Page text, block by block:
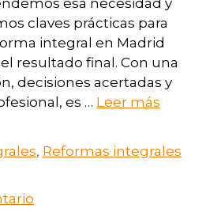
claves prácticas para
integral en Madrid
resultado final. Con una
decisiones acertadas y
es … Leer más
, Reformas integrales